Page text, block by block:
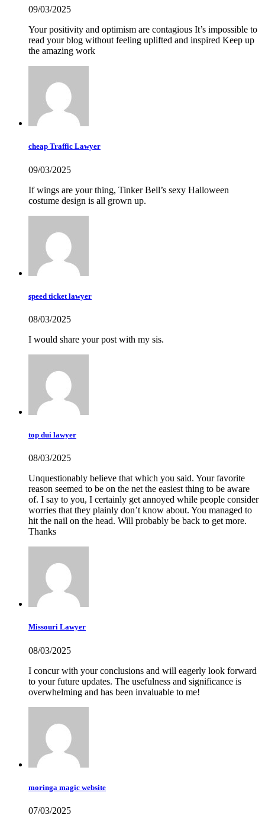
09/03/2025
Your positivity and optimism are contagious It’s impossible to
read your blog without feeling uplifted and inspired Keep up
the amazing work
cheap Traffic Lawyer
09/03/2025
If wings are your thing, Tinker Bell’s sexy Halloween
costume design is all grown up.
speed ticket lawyer
08/03/2025
I would share your post with my sis.
top dui lawyer
08/03/2025
Unquestionably believe that which you said. Your favorite
reason seemed to be on the net the easiest thing to be aware
of. I say to you, I certainly get annoyed while people consider
worries that they plainly don’t know about. You managed to
hit the nail on the head. Will probably be back to get more.
Thanks
Missouri Lawyer
08/03/2025
I concur with your conclusions and will eagerly look forward
to your future updates. The usefulness and significance is
overwhelming and has been invaluable to me!
moringa magic website
07/03/2025